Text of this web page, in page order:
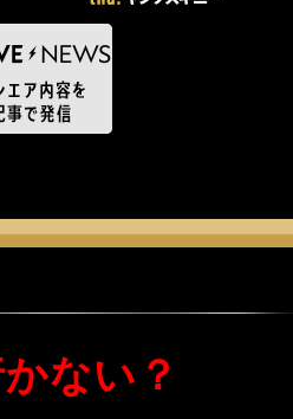
ない？